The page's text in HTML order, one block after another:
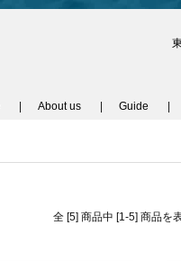
About us Guide
全 [5] 商品中 [1-5] 商品を